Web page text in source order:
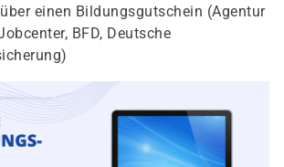
einen Bildungsgutschein (Agentur
BFD, Deutsche